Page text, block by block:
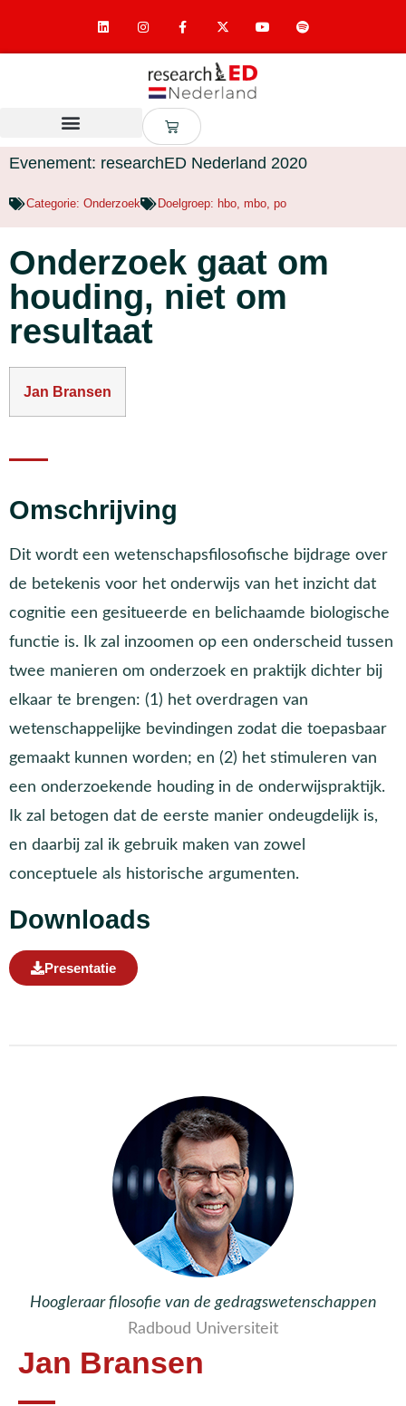
Evenement: researchED Nederland 2020
Categorie: Onderzoek Doelgroep: hbo mbo po
Onderzoek gaat om
houding, niet om
resultaat
Jan Bransen
Omschrijving
Dit wordt een wetenschapsfilosofische bijdrage over
de betekenis voor het onderwijs van het inzicht dat
cognitie een gesitueerde en belichaamde biologische
functie is. Ik zal inzoomen op een onderscheid tussen
twee manieren om onderzoek en praktijk dichter bij
elkaar te brengen: (1) het overdragen van
wetenschappelijke bevindingen zodat die toepasbaar
gemaakt kunnen worden; en (2) het stimuleren van
een onderzoekende houding in de onderwijspraktijk.
Ik zal betogen dat de eerste manier ondeugdelijk is,
en daarbij zal ik gebruik maken van zowel
conceptuele als historische argumenten.
Downloads
Presentatie
Hoogleraar filosofie van de gedragswetenschappen
Radboud Universiteit
Jan Bransen